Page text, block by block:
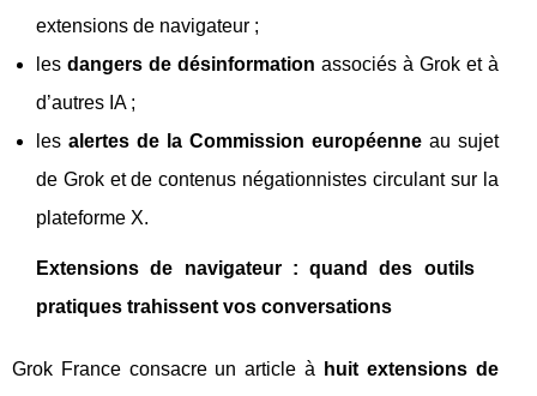
extensions de navigateur ;
les dangers de désinformation associés à Grok et à
d’autres IA ;
les alertes de la Commission européenneau sujet
de Grok et de contenus négationnistes circulant sur la
plateforme X.
Extensions de navigateur : quand des outils
pratiques trahissent vos conversations
Grok France consacre un article à
huit extensions de